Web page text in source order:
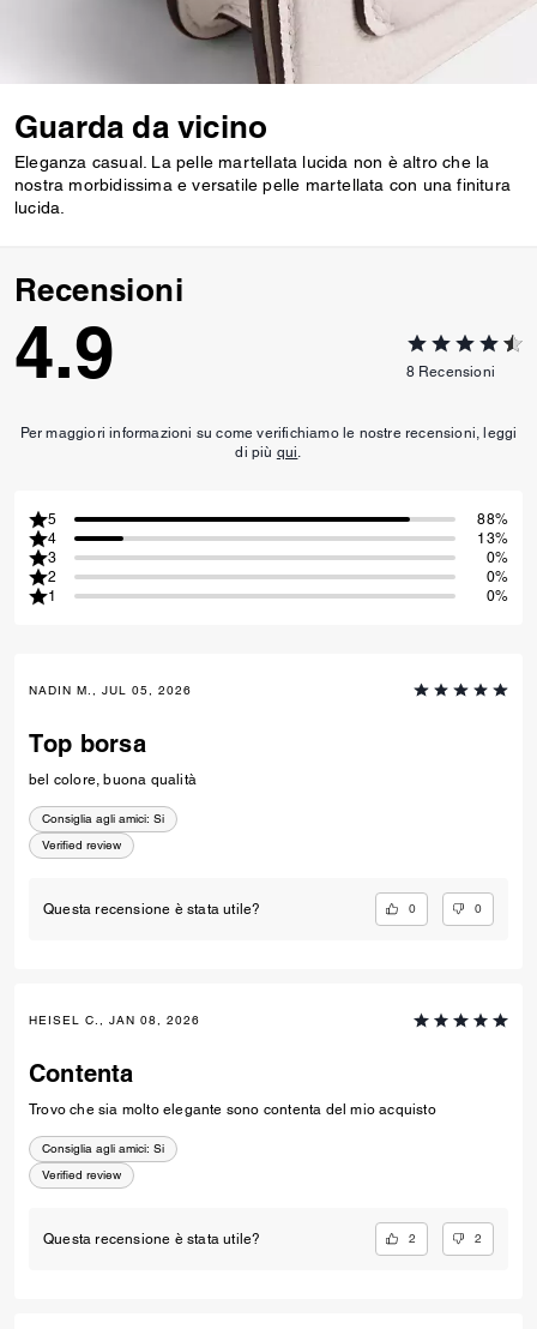
Guarda da vicino
Eleganza casual. La pelle martellata lucida non è altro che la
nostra morbidissima e versatile pelle martellata con una finitura
lucida.
Recensioni
4.9 8 Recensioni
Per maggiori informazioni su come verifichiamo le nostre recensioni, leggi
di più qui
5
88%
4
13%
3
0%
2
0%
1
0%
NADIN M., JUL 05, 2026
Top borsa
bel colore, buona qualità
Consiglia agli amici: Si
Verified review
Questa recensione è stata utile? 0 0
HEISEL C., JAN 08, 2026
Contenta
Trovo che sia molto elegante sono contenta del mio acquisto
Consiglia agli amici: Si
Verified review
Questa recensione è stata utile? 2 2